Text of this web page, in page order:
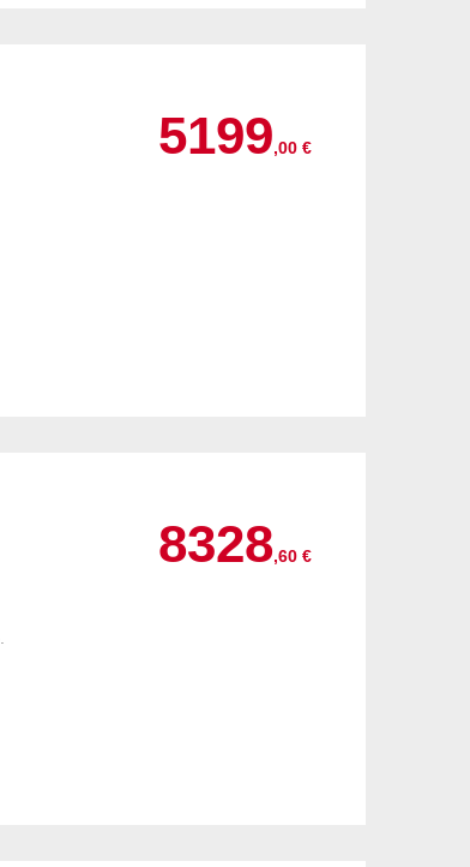
5199,00 €
8328,60 €